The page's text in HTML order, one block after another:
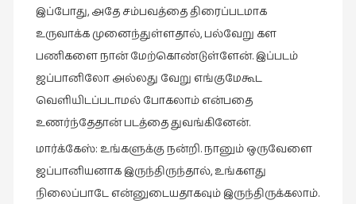
இப்போது, அதே சம்பவத்தை திரைப்படமாக
உருவாக்க முனைந்துள்ளதால், பல்வேறு கள
பணிகளை நான் மேற்கொண்டுள்ளேன். இப்படம்
ஜப்பானிலோ அல்லது வேறு எங்குமேகூட
வெளியிடப்படாமல் போகலாம் என்பதை
உணர்ந்தேதான் படத்தை துவங்கினேன்.
மார்க்கேஸ்: உங்களுக்கு நன்றி. நானும் ஒருவேளை
ஜப்பானியனாக இருந்திருந்தால், உங்களது
நிலைப்பாடே என்னுடையதாகவும் இருந்திருக்கலாம்.